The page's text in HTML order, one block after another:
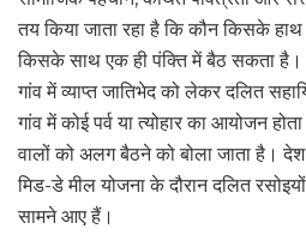
तय किया जाता रहा है कि कौन किसके
किसके साथ एक ही पंक्ति में बैठ सकता है।
गांव में व्याप्त जातिभेद को लेकर दलित
गांव में कोई पर्व या त्योहार का आयोजन
वालों को अलग बैठने को बोला जाता है।
मिड-डे मील योजना के दौरान दलित
सामने आए हैं।